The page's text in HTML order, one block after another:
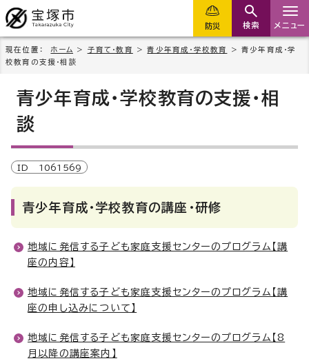
防災 検索 メニュー
現在位置： ホーム > 子育て・教育 >青少年育成・学校教育
> 青少年育成・学
校教育の支援・相談
青少年育成・学校教育の支援・相
談
ID 1061569
青少年育成・学校教育の講座・研修
地域に発信する子ども家庭支援センターのプログラム【講
座の内容】
地域に発信する子ども家庭支援センターのプログラム【講
座の申し込みについて】
地域に発信する子ども家庭支援センターのプログラム【8
月以降の講座案内】